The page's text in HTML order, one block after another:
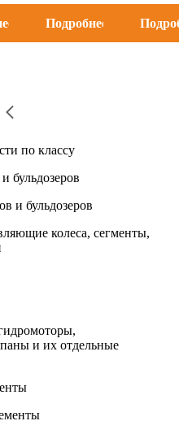
Подробнее
по классу
бульдозеров
колеса, сегменты,
и их отдельные